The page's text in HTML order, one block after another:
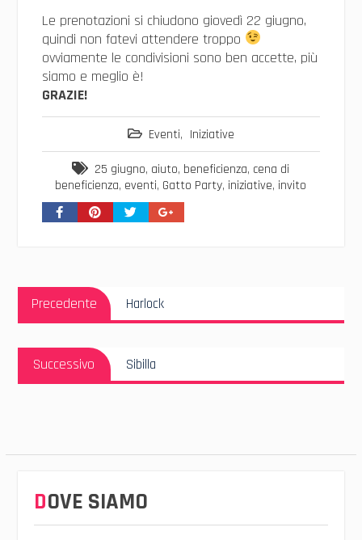
Le prenotazioni si chiudono giovedì 22 giugno,
quindi non fatevi attendere troppo
ovviamente le condivisioni sono ben accette, più
siamo e meglio è!
GRAZIE!
Eventi, Iniziative
25 giugno, aiuto, beneficienza, cena di
beneficienza, eventi, Gatto Party, iniziative, invito
articoli
Precedente
Precedente:
Harlock
Successivo
Successivo:
Sibilla
DOVE SIAMO